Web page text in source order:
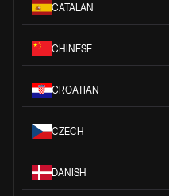
CATALAN
CHINESE
CROATIAN
CZECH
DANISH